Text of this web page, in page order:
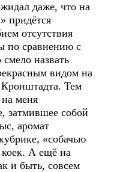
даже, что на
придётся
отсутствия
по сравнению с
назвать
видом на
Кронштадта. Тем
меня
затмившее собой
аромат
«собачью
коек. А ещё на
и быть, совсем